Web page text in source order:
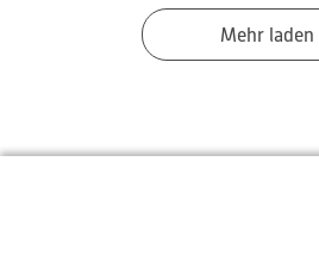
Mehr laden